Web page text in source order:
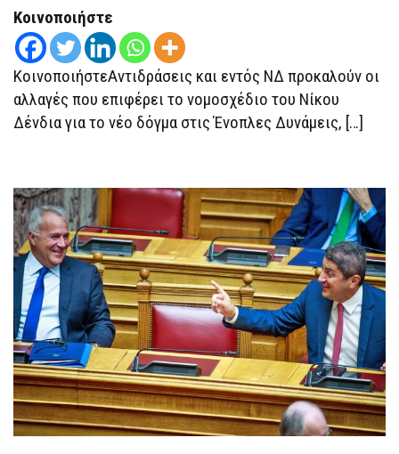
ΕΘΝΙΚΉΣ
ΆΜΥΝΑΣ
Κοινοποιήστε
ΚοινοποιήστεΑντιδράσεις και εντός ΝΔ προκαλούν οι
αλλαγές που επιφέρει το νομοσχέδιο του Νίκου
Δένδια για το νέο δόγμα στις Ένοπλες Δυνάμεις, […]